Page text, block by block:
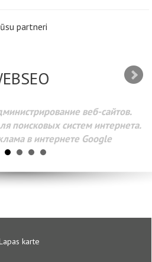
partneri
веб-сайтов.
поисковых систем интернета.
в интернете Google
karte